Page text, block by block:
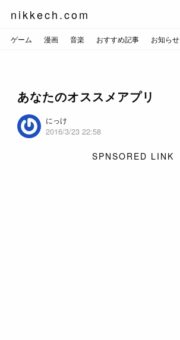
nikkech.com
ゲーム 漫画 音楽 おすすめ記事 お知らせ
あなたのオススメアプリ
にっけ
2016/3/23 22:58
SPNSORED LINK